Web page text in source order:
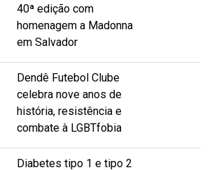
40ª edição com
homenagem a Madonna
em Salvador
Dendê Futebol Clube
celebra nove anos de
história, resistência e
combate à LGBTfobia
Diabetes tipo 1 e tipo 2